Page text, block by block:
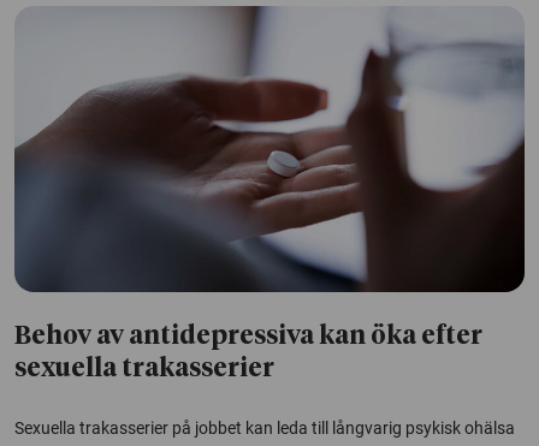
Behov av antidepressiva kan öka efter
sexuella trakasserier
Sexuella trakasserier på jobbet kan leda till långvarig psykisk ohälsa